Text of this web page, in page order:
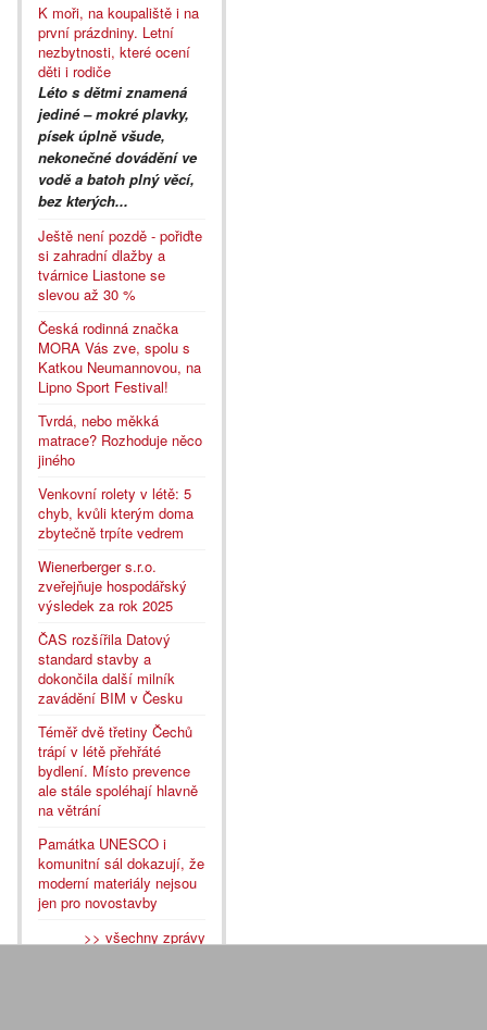
K moři, na koupaliště i na
první prázdniny. Letní
nezbytnosti, které ocení
děti i rodiče
Léto s dětmi znamená
jediné – mokré plavky,
písek úplně všude,
nekonečné dovádění ve
vodě a batoh plný věcí,
bez kterých...
Ještě není pozdě - pořiďte
si zahradní dlažby a
tvárnice Liastone se
slevou až 30 %
Česká rodinná značka
MORA Vás zve, spolu s
Katkou Neumannovou, na
Lipno Sport Festival!
Tvrdá, nebo měkká
matrace? Rozhoduje něco
jiného
Venkovní rolety v létě: 5
chyb, kvůli kterým doma
zbytečně trpíte vedrem
Wienerberger s.r.o.
zveřejňuje hospodářský
výsledek za rok 2025
ČAS rozšířila Datový
standard stavby a
dokončila další milník
zavádění BIM v Česku
Téměř dvě třetiny Čechů
trápí v létě přehřáté
bydlení. Místo prevence
ale stále spoléhají hlavně
na větrání
Památka UNESCO i
komunitní sál dokazují, že
moderní materiály nejsou
jen pro novostavby
>> všechny zprávy